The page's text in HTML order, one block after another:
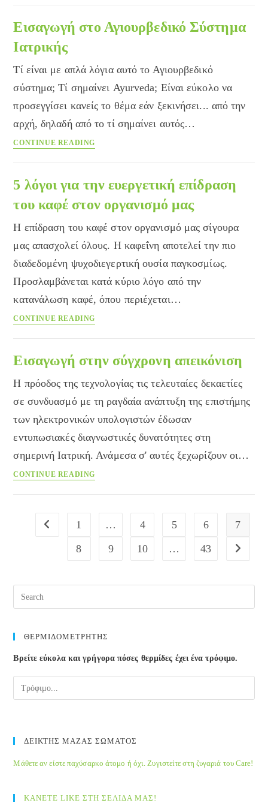
ξεχάσουμε
συνήθειες
της
καραντίνας;
Εισαγωγή στο Αγιουρβεδικό Σύστημα
Ιατρικής
Τί είναι με απλά λόγια αυτό το Αγιουρβεδικό
σύστημα; Τί σημαίνει Ayurveda; Είναι εύκολο να
προσεγγίσει κανείς το θέμα εάν ξεκινήσει... από την
αρχή, δηλαδή από το τί σημαίνει αυτός…
CONTINUE READING
Ιατρικής
5 λόγοι για την ευεργετική επίδραση
του καφέ στον οργανισμό μας
Η επίδραση του καφέ στον οργανισμό μας σίγουρα
μας απασχολεί όλους. Η καφεΐνη αποτελεί την πιο
διαδεδομένη ψυχοδιεγερτική ουσία παγκοσμίως.
Προσλαμβάνεται κατά κύριο λόγο από την
κατανάλωση καφέ, όπου περιέχεται…
CONTINUE READING
ευεργετική
επίδραση
στον
οργανισμό
μας
Εισαγωγή στην σύγχρονη απεικόνιση
Η πρόοδος της τεχνολογίας τις τελευταίες δεκαετίες
σε συνδυασμό με τη ραγδαία ανάπτυξη της επιστήμης
των ηλεκτρονικών υπολογιστών έδωσαν
εντυπωσιακές διαγνωστικές δυνατότητες στη
σημερινή Ιατρική. Ανάμεσα σ' αυτές ξεχωρίζουν οι…
CONTINUE READING
Go to the previous page
1 … 4 5 6
7
8
9 10 … 43 Go to
ΘΕΡΜΙΔΟΜΕΤΡΗΤΗΣ
Βρείτε εύκολα και γρήγορα πόσες θερμίδες έχει ένα τρόφιμο.
ΔΕΙΚΤΗΣ ΜΑΖΑΣ ΣΩΜΑΤΟΣ
Μάθετε αν είστε παχύσαρκο άτομο ή όχι. Ζυγιστείτε στη ζυγαριά του Care!
ΚΑΝΕΤΕ LIKE ΣΤΗ ΣΕΛΙΔΑ ΜΑΣ!